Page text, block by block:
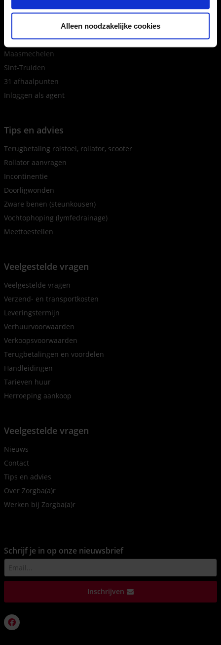
Alleen noodzakelijke cookies
Onze winkels
Houthalen
Maasmechelen
Sint-Truiden
31 afhaalpunten
Inloggen als agent
Tips en advies
Terugbetaling rolstoel, rollator, scooter
Rollator aanvragen
Incontinentie
Doorligwonden
Zware benen (steunkousen)
Vochtophoping (lymfedrainage)
Meettoestellen
Veelgestelde vragen
Veelgestelde vragen
Verzend- en transportkosten
Leveringstermijn
Verhuurvoorwaarden
Verkoopsvoorwaarden
Terugbetalingen en voordelen
Handleidingen
Tarieven huur
Herroeping aankoop
Veelgestelde vragen
Nieuws
Contact
Tips en advies
Over Zorgba(a)r
Werken bij Zorgba(a)r
Schrijf je in op onze nieuwsbrief
Inschrijven